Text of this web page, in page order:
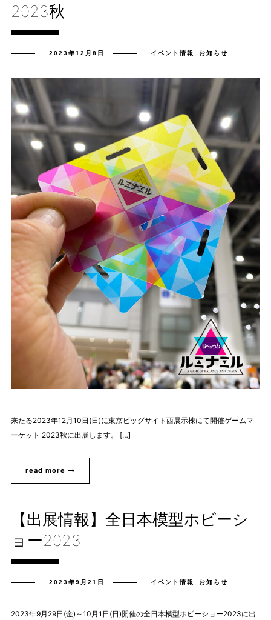
2023秋
2023年12月8日 イベント情報 お知らせ
来たる2023年12月10日(日)に東京ビッグサイト西展示棟にて開催ゲームマ
ーケット 2023秋に出展します。 […]
read more
【出展情報】全日本模型ホビーシ
ョー2023
2023年9月21日 イベント情報, お知らせ
2023年9月29日(金)～10月1日(日)開催の全日本模型ホビーショー2023に出